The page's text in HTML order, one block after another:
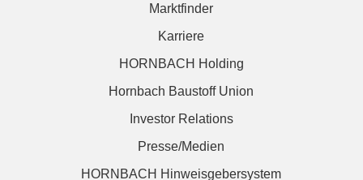
Marktfinder
Karriere
HORNBACH Holding
Hornbach Baustoff Union
Investor Relations
Presse/Medien
HORNBACH Hinweisgebersystem